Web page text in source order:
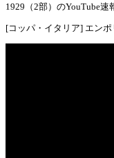
1929（2部）のYouTube速
[コッパ・イタリア] エン